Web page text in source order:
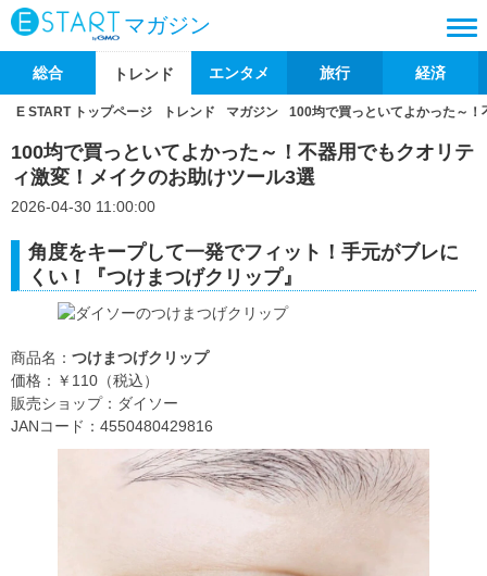
マガジン
総合 トレンド エンタメ 旅行 経済
E START トップページ トレンド マガジン 100均で買っといてよかった～
100均で買っといてよかった～！不器用でもクオリテ
ィ激変！メイクのお助けツール3選
2026-04-30 11:00:00
角度をキープして一発でフィット！手元がブレに
くい！『つけまつげクリップ』
商品名： つけまつげクリップ
価格：￥110（税込）
販売ショップ：ダイソー
JANコード：4550480429816